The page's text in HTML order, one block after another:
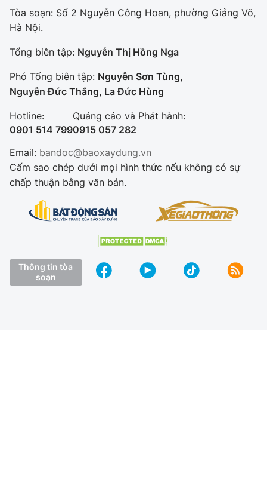
Tòa soạn: Số 2 Nguyễn Công Hoan, phường Giảng Võ,
Hà Nội.
Tổng biên tập: Nguyễn Thị Hồng Nga
Phó Tổng biên tập: Nguyễn Sơn Tùng,
Nguyễn Đức Thắng, La Đức Hùng
Hotline:
0901 514 799
Quảng cáo và Phát hành:
0915 057 282
Email: bandoc@baoxaydung.vn
Cấm sao chép dưới mọi hình thức nếu không có sự
chấp thuận bằng văn bản.
Thông tin tòa
soạn